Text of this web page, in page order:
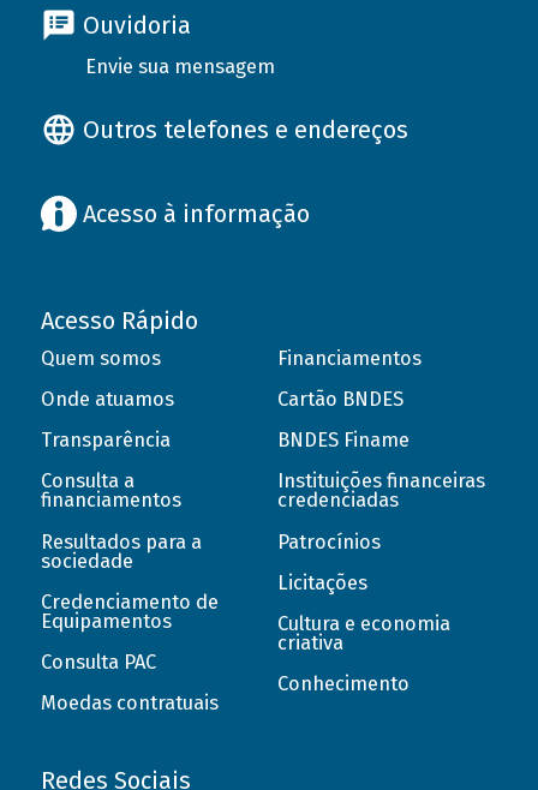
Ouvidoria
Envie sua mensagem
Outros telefones e endereços
Acesso à informação
Acesso Rápido
Quem somos
Onde atuamos
Transparência
Consulta a
financiamentos
Resultados para a
sociedade
Credenciamento de
Equipamentos
Consulta PAC
Moedas contratuais
Financiamentos
Cartão BNDES
BNDES Finame
Instituições financeiras
credenciadas
Patrocínios
Licitações
Cultura e economia
criativa
Conhecimento
Redes Sociais